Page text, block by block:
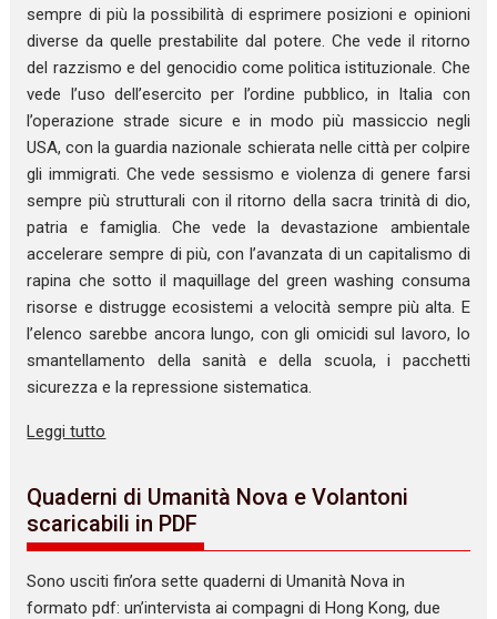
sempre di più la possibilità di esprimere posizioni e opinioni
diverse da quelle prestabilite dal potere. Che vede il ritorno
del razzismo e del genocidio come politica istituzionale. Che
vede l’uso dell’esercito per l’ordine pubblico, in Italia con
l’operazione strade sicure e in modo più massiccio negli
USA, con la guardia nazionale schierata nelle città per colpire
gli immigrati. Che vede sessismo e violenza di genere farsi
sempre più strutturali con il ritorno della sacra trinità di dio,
patria e famiglia. Che vede la devastazione ambientale
accelerare sempre di più, con l’avanzata di un capitalismo di
rapina che sotto il maquillage del green washing consuma
risorse e distrugge ecosistemi a velocità sempre più alta. E
l’elenco sarebbe ancora lungo, con gli omicidi sul lavoro, lo
smantellamento della sanità e della scuola, i pacchetti
sicurezza e la repressione sistematica.
Leggi tutto
Quaderni di Umanità Nova e Volantoni
scaricabili in PDF
Sono usciti fin’ora sette quaderni di Umanità Nova in
formato pdf: un’intervista ai compagni di Hong Kong, due